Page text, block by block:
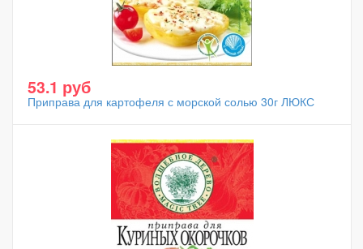
53.1 руб
Приправа для картофеля с морской солью 30г ЛЮКС